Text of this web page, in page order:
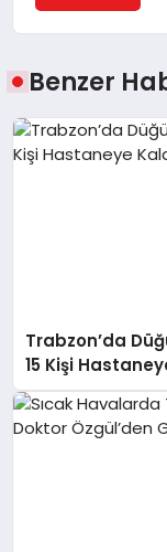
Benzer
Trabzon’da
15 Kişi